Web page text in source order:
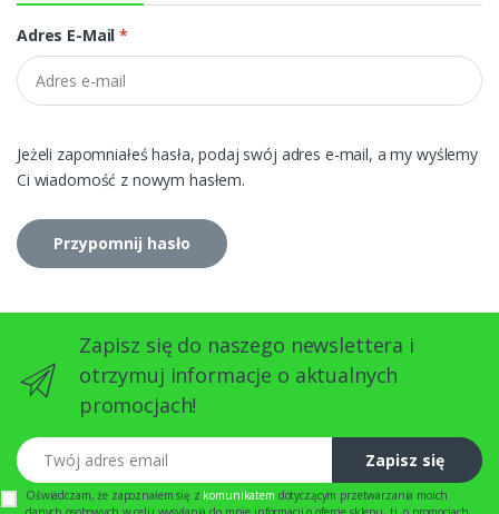
Adres E-Mail*
Jeżeli zapomniałeś hasła, podaj swój adres e-mail, a my wyślemy
Ci wiadomość z nowym hasłem.
Przypomnij hasło
Zapisz się do naszego newslettera i
otrzymuj informacje o aktualnych
promocjach!
Twój adres email
Zapisz się
Oświadczam, że zapoznałem się z komunikatem dotyczącym przetwarzania moich